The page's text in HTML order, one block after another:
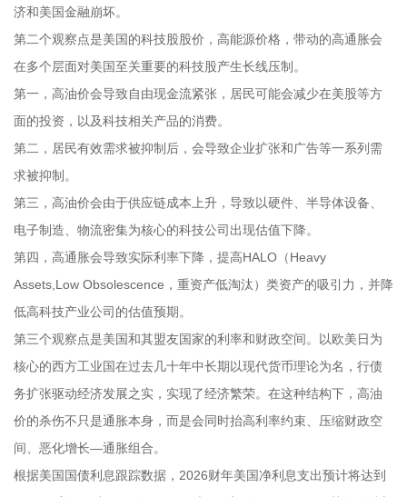
济和美国金融崩坏。
第二个观察点是美国的科技股股价，高能源价格，带动的高通胀会
在多个层面对美国至关重要的科技股产生长线压制。
第一，高油价会导致自由现金流紧张，居民可能会减少在美股等方
面的投资，以及科技相关产品的消费。
第二，居民有效需求被抑制后，会导致企业扩张和广告等一系列需
求被抑制。
第三，高油价会由于供应链成本上升，导致以硬件、半导体设备、
电子制造、物流密集为核心的科技公司出现估值下降。
第四，高通胀会导致实际利率下降，提高HALO（Heavy
Assets,Low Obsolescence，重资产低淘汰）类资产的吸引力，并降
低高科技产业公司的估值预期。
第三个观察点是美国和其盟友国家的利率和财政空间。以欧美日为
核心的西方工业国在过去几十年中长期以现代货币理论为名，行债
务扩张驱动经济发展之实，实现了经济繁荣。在这种结构下，高油
价的杀伤不只是通胀本身，而是会同时抬高利率约束、压缩财政空
间、恶化增长—通胀组合。
根据美国国债利息跟踪数据，2026财年美国净利息支出预计将达到